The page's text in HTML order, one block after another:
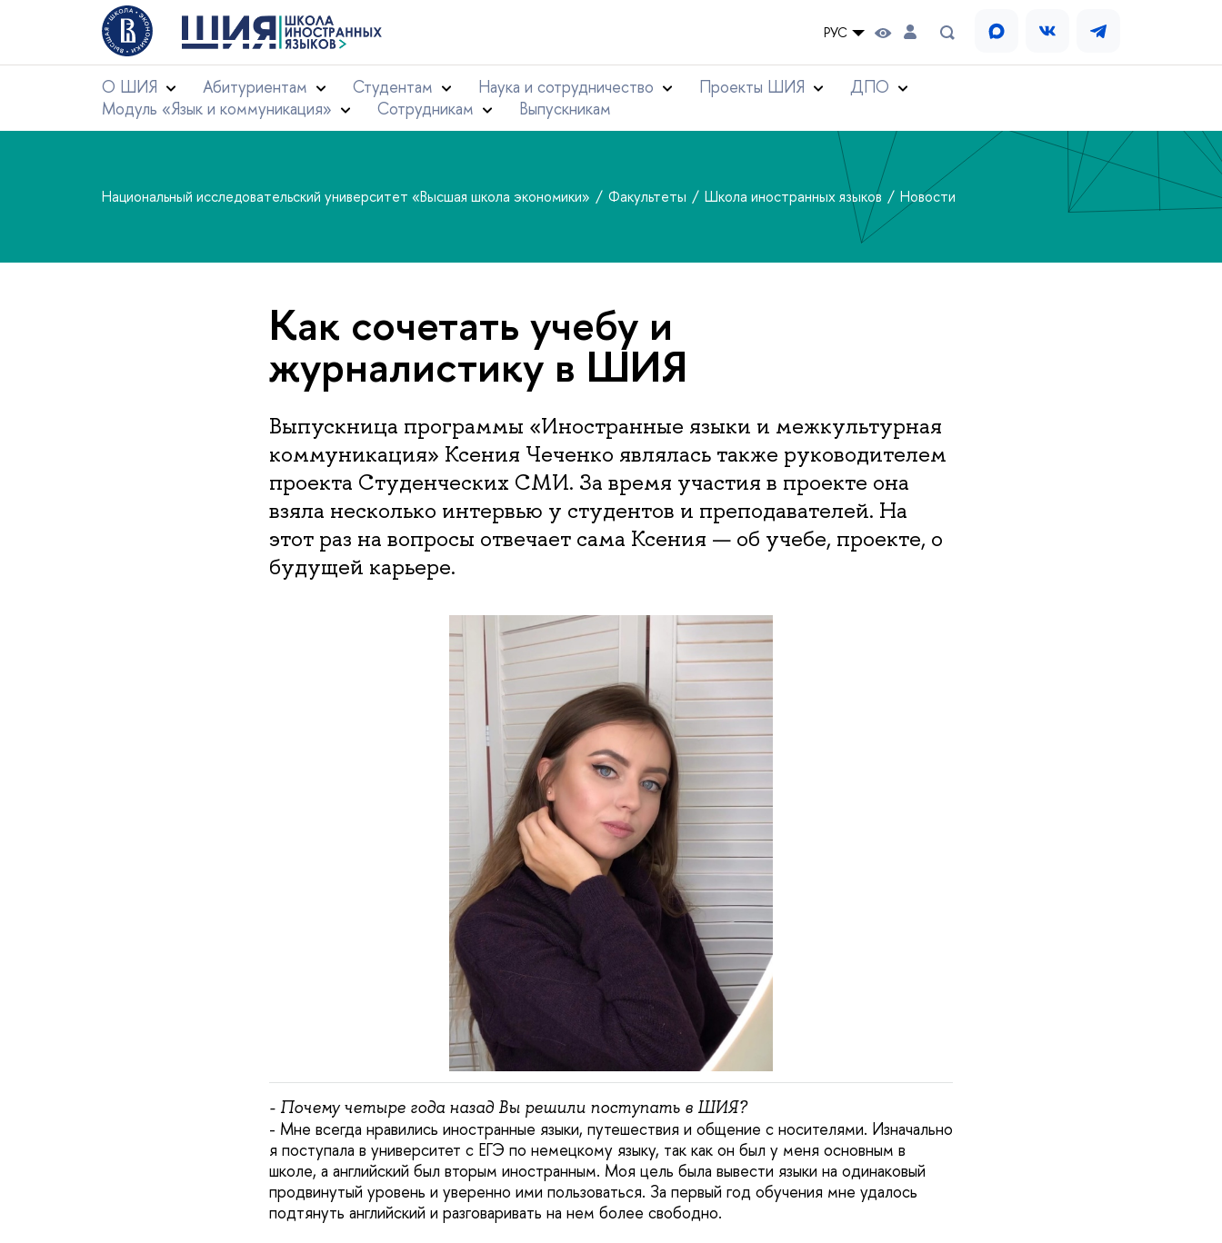
РУС
О ШИЯ Абитуриентам Студентам Наука и сотрудничество Проекты ШИЯ
ДПО
Модуль «Язык и коммуникация»
Сотрудникам Выпускникам
Национальный исследовательский университет «Высшая школа экономики» Факультеты Школа иностранных языков Новости
Как сочетать учебу и
журналистику в ШИЯ
Выпускница программы «Иностранные языки и межкультурная
коммуникация» Ксения Чеченко являлась также руководителем
проекта Студенческих СМИ. За время участия в проекте она
взяла несколько интервью у студентов и преподавателей. На
этот раз на вопросы отвечает сама Ксения — об учебе, проекте, о
будущей карьере.
- Почему четыре года назад Вы решили поступать в ШИЯ?
- Мне всегда нравились иностранные языки, путешествия и общение с носителями. Изначально
я поступала в университет с ЕГЭ по немецкому языку, так как он был у меня основным в
школе, а английский был вторым иностранным. Моя цель была вывести языки на одинаковый
продвинутый уровень и уверенно ими пользоваться. За первый год обучения мне удалось
подтянуть английский и разговаривать на нем более свободно.